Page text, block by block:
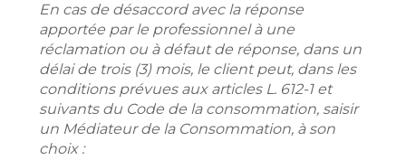
En cas de désaccord avec la réponse
apportée par le professionnel à une
réclamation ou à défaut de réponse, dans un
délai de trois (3) mois, le client peut, dans les
conditions prévues aux articles L. 612-1 et
suivants du Code de la consommation, saisir
un Médiateur de la Consommation, à son
choix :